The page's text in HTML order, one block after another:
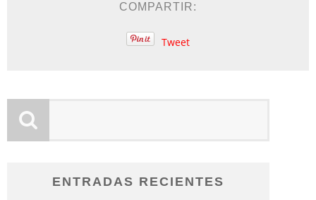
COMPARTIR:
Tweet
ENTRADAS RECIENTES